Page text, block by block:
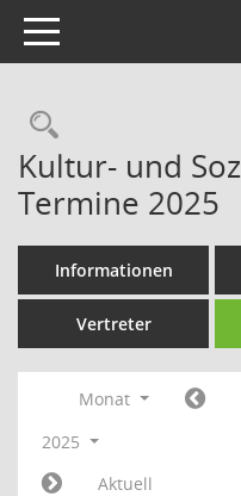
Toggle navigation
Kultur- und
Termine 2025
Informationen
Vertreter
Monat
2025
Aktuell